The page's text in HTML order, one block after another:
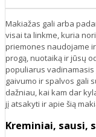
Makiažas gali arba
visai ta linkme, kuria
priemones naudojame
progą, nuotaiką ir jūsų
populiarus vadinamasis
gaivumo ir spalvos gali
dažniau, kai kam dar
jį atsakyti ir apie šią
Kreminiai, sausi,